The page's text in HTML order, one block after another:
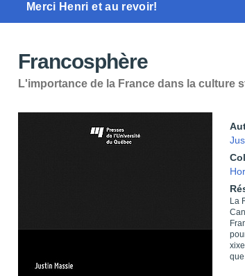
Merci Henri et au revoir!
Francosphère
L'importance de la France dans la culture
La